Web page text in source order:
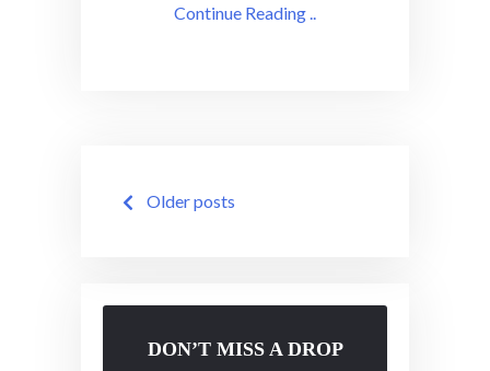
Continue Reading ..
Posts
navigation
Older posts
DON’T MISS A DROP